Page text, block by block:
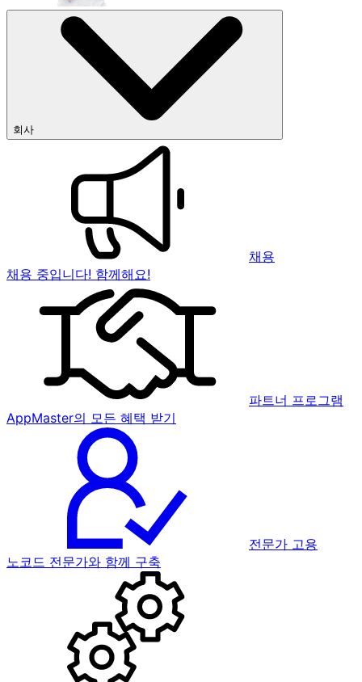
회사
채용
채용 중입니다! 함께해요!
파트너 프로그램
AppMaster의 모든 혜택 받기
전문가 고용
노코드 전문가와 함께 구축